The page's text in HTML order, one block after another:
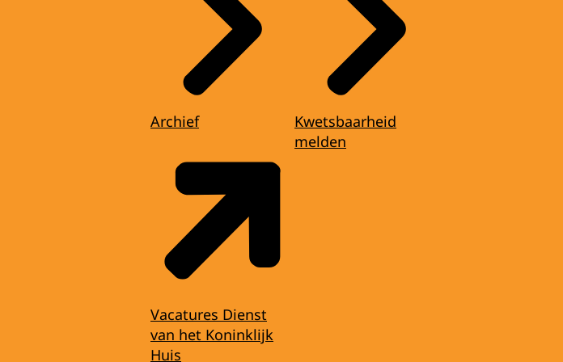
Archief
Vacatures Dienst
van het Koninklijk
Huis
Kwetsbaarheid
melden